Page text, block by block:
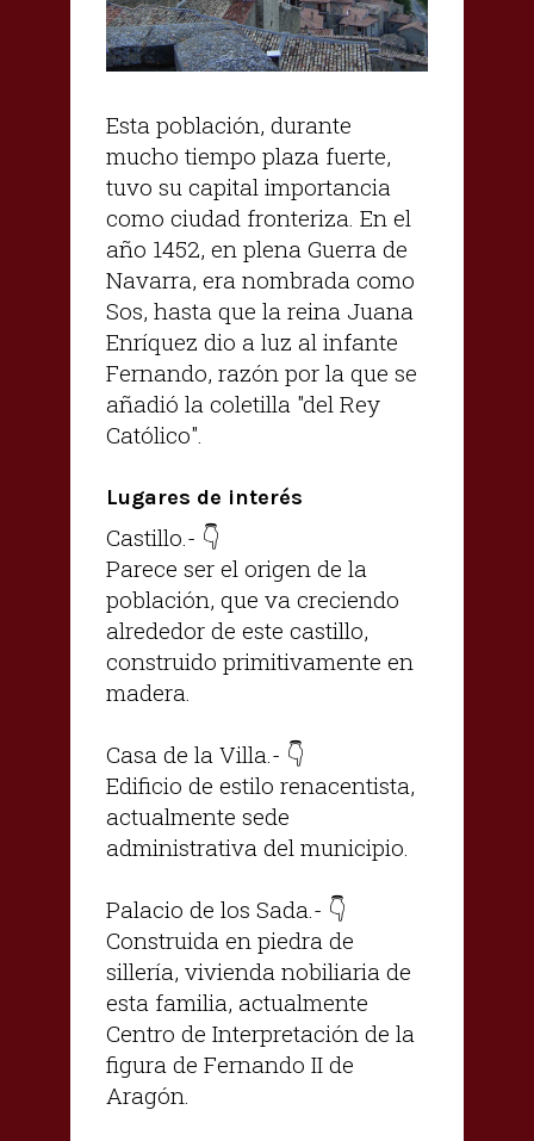
Esta población, durante
mucho tiempo plaza fuerte,
tuvo su capital importancia
como ciudad fronteriza. En el
año 1452, en plena Guerra de
Navarra, era nombrada como
Sos, hasta que la reina Juana
Enríquez dio a luz al infante
Fernando, razón por la que se
añadió la coletilla "del Rey
Católico".
Lugares de interés
Castillo.- 👇
Parece ser el origen de la
población, que va creciendo
alrededor de este castillo,
construido primitivamente en
madera.
Casa de la Villa.- 👇
Edificio de estilo renacentista,
actualmente sede
administrativa del municipio.
Palacio de los Sada.- 👇
Construida en piedra de
sillería, vivienda nobiliaria de
esta familia, actualmente
Centro de Interpretación de la
figura de Fernando II de
Aragón.